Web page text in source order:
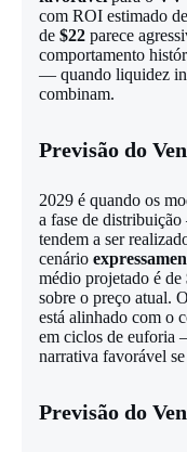
com ROI estimado de
de $22 parece
comportamento
— quando liquidez
combinam.
Previsão do
2029 é quando os
a fase de
tendem a ser
cenário
médio projetado é de
sobre o preço atual.
está alinhado com o
em ciclos de euforia
narrativa favorável
Previsão do